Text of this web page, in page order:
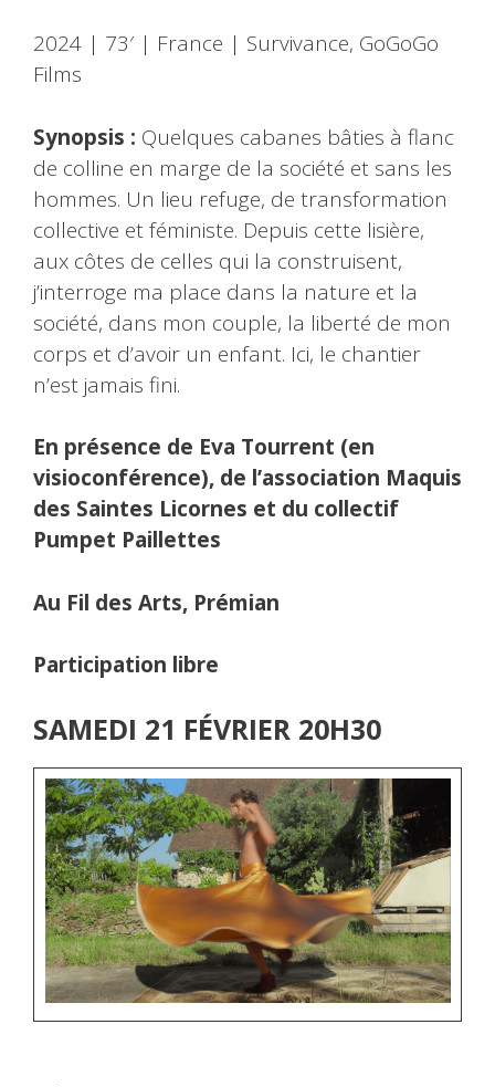
2024 | 73′ | France | Survivance, GoGoGo
Films
Synopsis : Quelques cabanes bâties à flanc
de colline en marge de la société et sans les
hommes. Un lieu refuge, de transformation
collective et féministe. Depuis cette lisière,
aux côtes de celles qui la construisent,
j’interroge ma place dans la nature et la
société, dans mon couple, la liberté de mon
corps et d’avoir un enfant. Ici, le chantier
n’est jamais fini.
En présence de Eva Tourrent (en
visioconférence), de l’association Maquis
des Saintes Licornes et du collectif
Pumpet Paillettes
Au Fil des Arts, Prémian
Participation libre
SAMEDI 21 FÉVRIER 20H30